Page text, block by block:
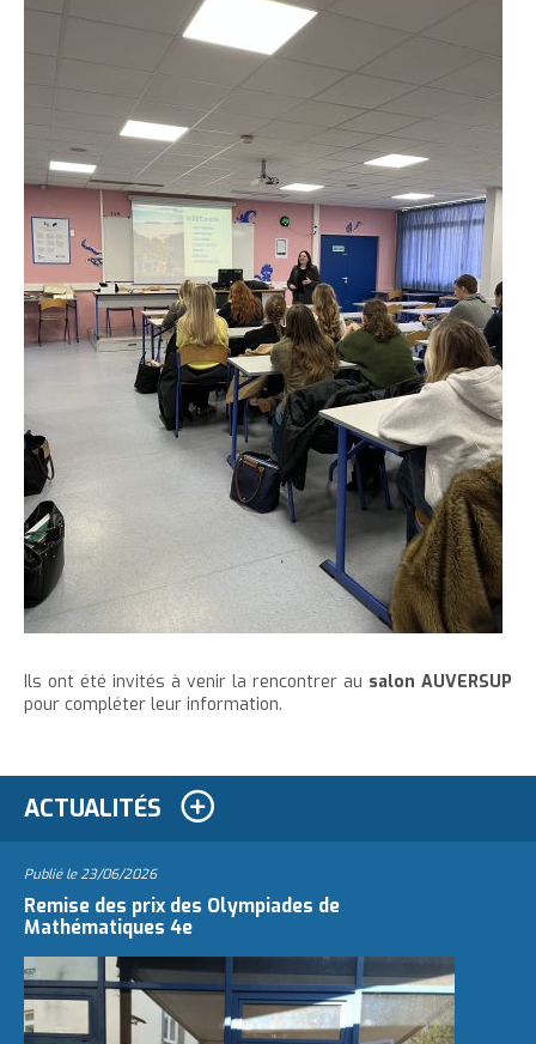
Ils ont été invités à venir la rencontrer au salon AUVERSUP
pour compléter leur information.
ACTUALITÉS
Publié le23/06/2026
Remise des prix des Olympiades de
Mathématiques 4e